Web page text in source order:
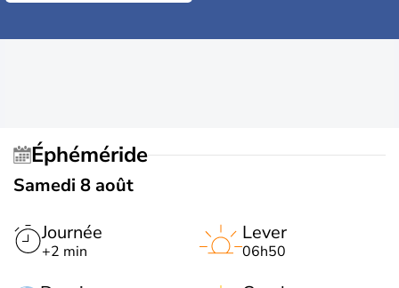
Éphéméride
Samedi 8 août
Journée
+2 min
Lever
06h50